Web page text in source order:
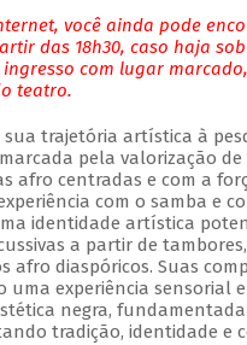
você ainda pode
das 18h30, caso haja
com lugar
teatro.
trajetória artística à
pela valorização de
centradas e com a
com o samba e
identidade artística
a partir de
diaspóricos. Suas
experiência sensorial
negra,
tradição, identidade e